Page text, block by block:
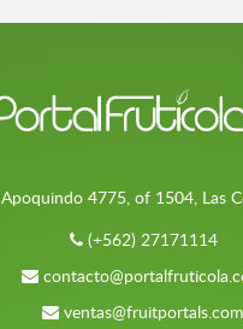
Apoquindo 4775, of 1504, Las
(+562) 27171114
ventas@fruitportals.com